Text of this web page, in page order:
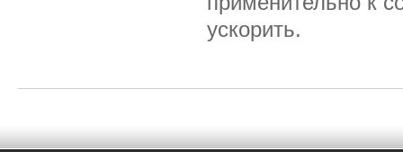
ускорить.